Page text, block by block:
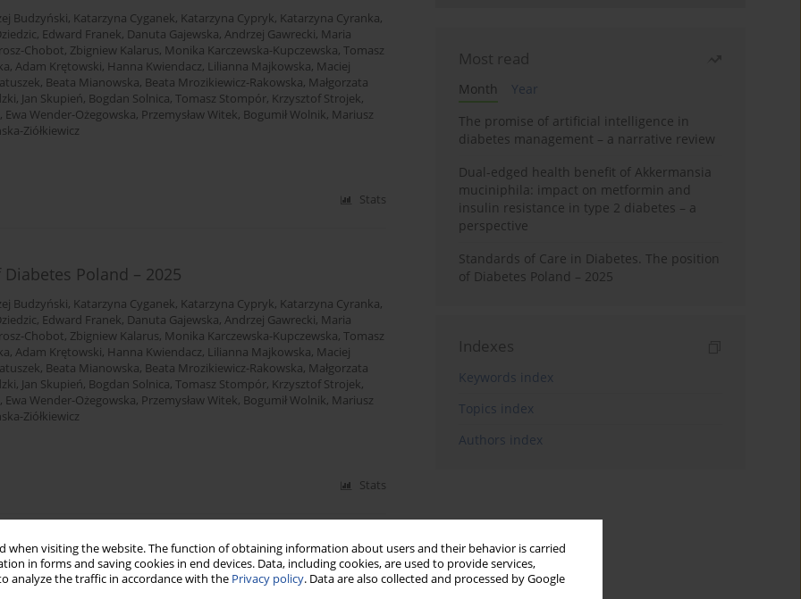
when visiting the website. The function of obtaining information about users and their behavior is carried
in forms and saving cookies in end devices. Data, including cookies, are used to provide services,
analyze the traffic in accordance with the Privacy policy. Data are also collected and processed by Google
Budzyński, Katarzyna Cyganek, Katarzyna Cypryk, Katarzyna Cyranka,
, Edward Franek, Danuta Gajewska, Andrzej Gawrecki, Maria
Chobot, Zbigniew Kalarus, Monika Karczewska-Kupczewska, Tomasz
, Adam Krętowski, Hanna Kwiendacz, Lilianna Majkowska, Maciej
, Beata Mianowska, Beata Mrozikiewicz-Rakowska, Małgorzata
, Jan Skupień, Bogdan Solnica, Tomasz Stompór, Krzysztof Strojek,
, Ewa Wender-Ożegowska, Przemysław Witek, Bogumił Wolnik, Mariusz
Ziółkiewicz
Stats
Poland – 2025
Budzyński, Katarzyna Cyganek, Katarzyna Cypryk, Katarzyna Cyranka,
, Edward Franek, Danuta Gajewska, Andrzej Gawrecki, Maria
Chobot, Zbigniew Kalarus, Monika Karczewska-Kupczewska, Tomasz
, Adam Krętowski, Hanna Kwiendacz, Lilianna Majkowska, Maciej
, Beata Mianowska, Beata Mrozikiewicz-Rakowska, Małgorzata
, Jan Skupień, Bogdan Solnica, Tomasz Stompór, Krzysztof Strojek,
, Ewa Wender-Ożegowska, Przemysław Witek, Bogumił Wolnik, Mariusz
Ziółkiewicz
Stats
Poland – 2024
Borys Katarzyna Cyganek
Most read
Month
Year
The promise of artificial intelligence in
diabetes management – a narrative review
Dual-edged health benefit of Akkermansia
muciniphila: impact on metformin and
insulin resistance in type 2 diabetes – a
perspective
Standards of Care in Diabetes. The position
of Diabetes Poland – 2025
Indexes
Keywords index
Topics index
Authors index